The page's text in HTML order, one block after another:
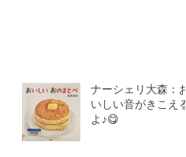
ナーシェリ大森：お
いしい音がきこえる
よ♪😋